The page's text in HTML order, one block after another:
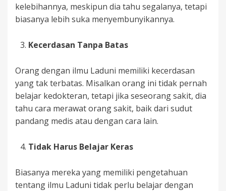
kelebihannya, meskipun dia tahu segalanya, tetapi
biasanya lebih suka menyembunyikannya.
Kecerdasan Tanpa Batas
Orang dengan ilmu Laduni memiliki kecerdasan
yang tak terbatas. Misalkan orang ini tidak pernah
belajar kedokteran, tetapi jika seseorang sakit, dia
tahu cara merawat orang sakit, baik dari sudut
pandang medis atau dengan cara lain.
Tidak Harus Belajar Keras
Biasanya mereka yang memiliki pengetahuan
tentang ilmu Laduni tidak perlu belajar dengan